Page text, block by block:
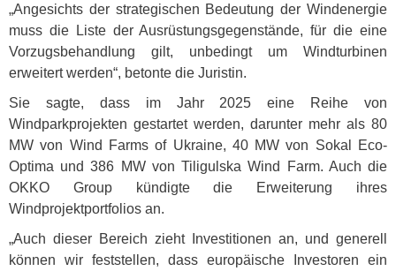
„Angesichts der strategischen Bedeutung der Windenergie
muss die Liste der Ausrüstungsgegenstände, für die eine
Vorzugsbehandlung gilt, unbedingt um Windturbinen
erweitert werden“, betonte die Juristin.
Sie sagte, dass im Jahr 2025 eine Reihe von
Windparkprojekten gestartet werden, darunter mehr als 80
MW von Wind Farms of Ukraine, 40 MW von Sokal Eco-
Optima und 386 MW von Tiligulska Wind Farm. Auch die
OKKO Group kündigte die Erweiterung ihres
Windprojektportfolios an.
„Auch dieser Bereich zieht Investitionen an, und generell
können wir feststellen, dass europäische Investoren ein